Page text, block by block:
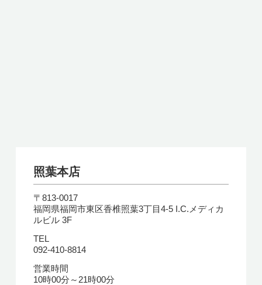
照葉本店
〒813-0017
福岡県福岡市東区香椎照葉3丁目4-5 I.C.メディカ
ルビル 3F
TEL
092-410-8814
営業時間
10時00分～21時00分